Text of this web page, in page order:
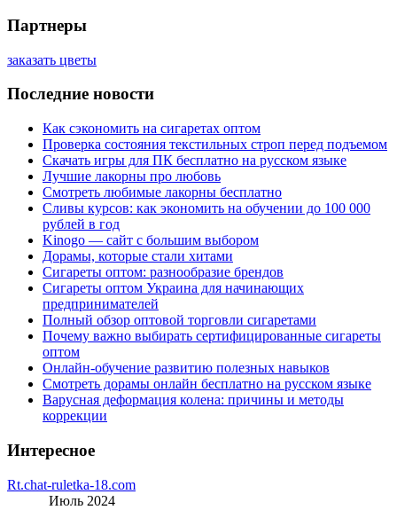
Партнеры
заказать цветы
Последние новости
Как сэкономить на сигаретах оптом
Проверка состояния текстильных строп перед подъемом
Скачать игры для ПК бесплатно на русском языке
Лучшие лакорны про любовь
Смотреть любимые лакорны бесплатно
Сливы курсов: как экономить на обучении до 100 000
рублей в год
Kinogo — сайт с большим выбором
Дорамы, которые стали хитами
Сигареты оптом: разнообразие брендов
Сигареты оптом Украина для начинающих
предпринимателей
Полный обзор оптовой торговли сигаретами
Почему важно выбирать сертифицированные сигареты
оптом
Онлайн-обучение развитию полезных навыков
Смотреть дорамы онлайн бесплатно на русском языке
Варусная деформация колена: причины и методы
коррекции
Интересное
Rt.chat-ruletka-18.com
Июль 2024